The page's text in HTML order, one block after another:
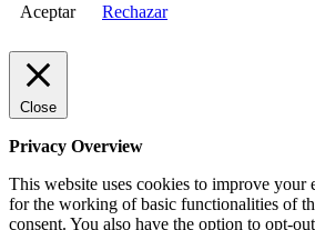
Aceptar Rechazar
Close
Privacy Overview
This website uses cookies to improve your
for the working of basic functionalities of
consent. You also have the option to opt-